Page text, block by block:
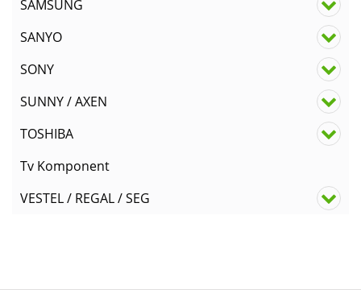
SAMSUNG
SANYO
SONY
SUNNY / AXEN
TOSHIBA
Tv Komponent
VESTEL / REGAL / SEG